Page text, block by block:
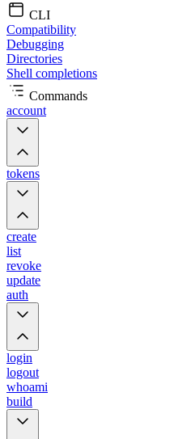
CLI
Compatibility
Debugging
Directories
Shell completions
Commands
account
tokens
create
list
revoke
update
auth
login
logout
whoami
build